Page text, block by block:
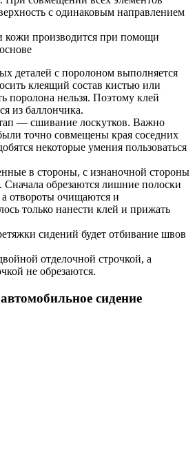
с одинаковым направлением
кожи производится при помощи
деталей с поролоном выполняется
клеящий состав кистью или
поролона нельзя. Поэтому клей
из баллончика.
— сшивание лоскутков. Важно
точно совмещены края соседних
некоторые умения пользоваться
в стороны, с изнаночной стороны
Сначала обрезаются лишние полоски
отвороты очищаются и
только нанести клей и прижать
сидений будет отбивание швов
отделочной строчкой, а
не обрезаются.
сидение